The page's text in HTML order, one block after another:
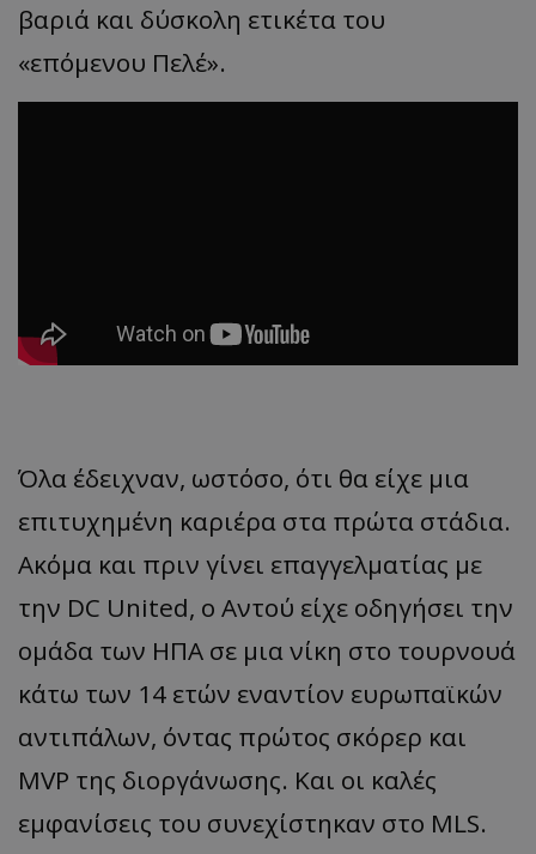
βαριά και δύσκολη ετικέτα του
«επόμενου Πελέ».
Όλα έδειχναν, ωστόσο, ότι θα είχε μια
επιτυχημένη καριέρα στα πρώτα στάδια.
Ακόμα και πριν γίνει επαγγελματίας με
την DC United, ο Αντού είχε οδηγήσει την
ομάδα των ΗΠΑ σε μια νίκη στο τουρνουά
κάτω των 14 ετών εναντίον ευρωπαϊκών
αντιπάλων, όντας πρώτος σκόρερ και
MVP της διοργάνωσης. Και οι καλές
εμφανίσεις του συνεχίστηκαν στο MLS.